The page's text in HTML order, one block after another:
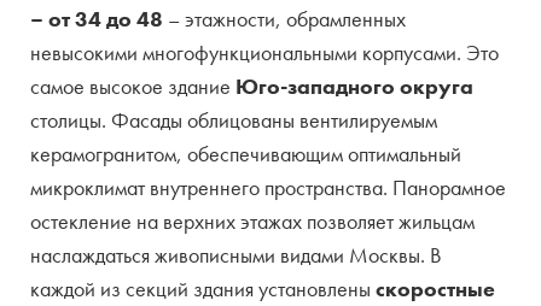
– от 34 до 48 – этажности, обрамленных
невысокими многофункциональными корпусами. Это
самое высокое здание Юго-западного округа
столицы. Фасады облицованы вентилируемым
керамогранитом, обеспечивающим оптимальный
микроклимат внутреннего пространства. Панорамное
остекление на верхних этажах позволяет жильцам
наслаждаться живописными видами Москвы. В
каждой из секций здания установлены скоростные